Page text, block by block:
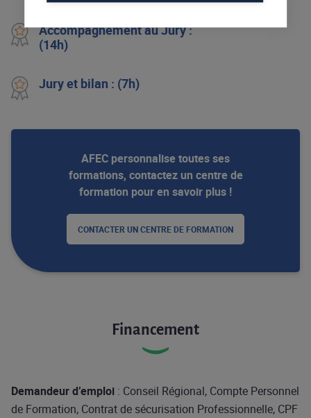
Accompagnement au Jury :
(14h)
Jury et bilan : (7h)
AFEC personnalise toutes ses
formations, contactez un centre de
formation pour en savoir plus !
CONTACTER UN CENTRE DE FORMATION
Financement
Demandeur d’emploi : Conseil Régional, Compte Personnel
de Formation, Contrat de sécurisation Professionnelle, CPF